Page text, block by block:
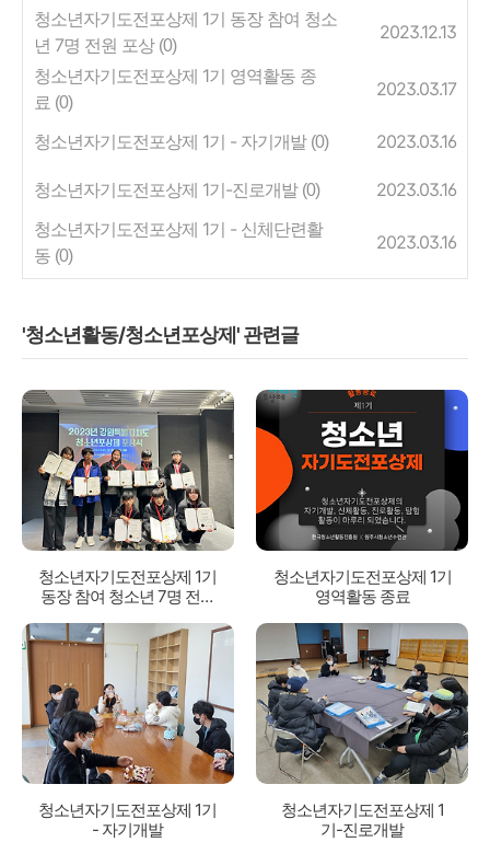
청소년자기도전포상제 1기 동장 참여 청소
년 7명 전원 포상 (0)
2023.12.13
청소년자기도전포상제 1기 영역활동 종
료 (0)
2023.03.17
청소년자기도전포상제 1기 - 자기개발 (0) 2023.03.16
청소년자기도전포상제 1기-진로개발 (0)
2023.03.16
청소년자기도전포상제 1기 - 신체단련활
동 (0)
2023.03.16
'청소년활동/청소년포상제' 관련글
청소년자기도전포상제 1기
동장 참여 청소년 7명 전원
청소년자기도전포상제 1기
영역활동 종료
청소년자기도전포상제 1기
- 자기개발
청소년자기도전포상제 1
기-진로개발